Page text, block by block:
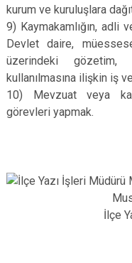
kurum ve kuruluşlara
9) Kaymakamlığın, adli
Devlet daire,
üzerindeki
kullanılmasına ilişkin iş
10) Mevzuat veya
görevleri yapmak.
İlçe